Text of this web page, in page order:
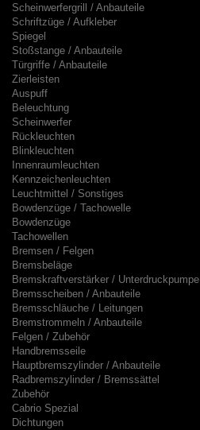
Scheinwerfergrill / Anbauteile
Schriftzüge / Aufkleber
Spiegel
Stoßstange / Anbauteile
Türgriffe / Anbauteile
Zierleisten
Auspuff
Beleuchtung
Scheinwerfer
Rückleuchten
Blinkleuchten
Innenraumleuchten
Kennzeichenleuchten
Leuchtmittel / Sonstiges
Bowdenzüge / Tachowelle
Bowdenzüge
Tachowellen
Bremsen / Felgen
Bremsbeläge
Bremskraftverstärker / Unterdruckpumpe
Bremsscheiben / Anbauteile
Bremsschläuche / Leitungen
Bremstrommeln / Anbauteile
Felgen / Zubehör
Handbremsseile
Hauptbremszylinder / Anbauteile
Radbremszylinder / Bremssättel
Zubehör
Cabrio Spezial
Dichtungen